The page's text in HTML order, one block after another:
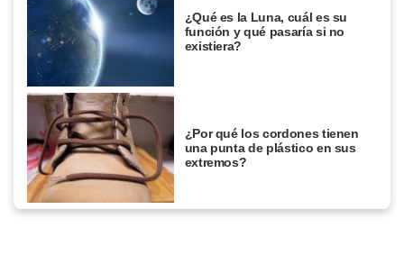
¿Qué es la Luna, cuál es su
función y qué pasaría si no
existiera?
¿Por qué los cordones tienen
una punta de plástico en sus
extremos?